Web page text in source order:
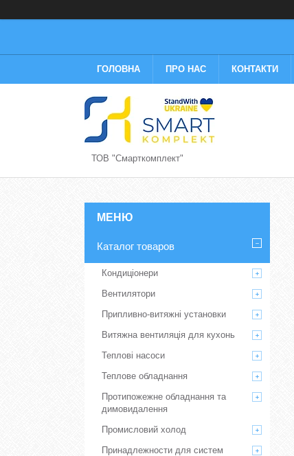
ГОЛОВНА ПРО НАС КОНТАКТИ
ТОВ "Смарткомплект"
Каталог товаров
Кондиціонери
Вентилятори
Припливно-витяжні установки
Витяжна вентиляція для кухонь
Теплові насоси
Теплове обладнання
Протипожежне обладнання та
димовидалення
Промисловий холод
Принадлежности для систем